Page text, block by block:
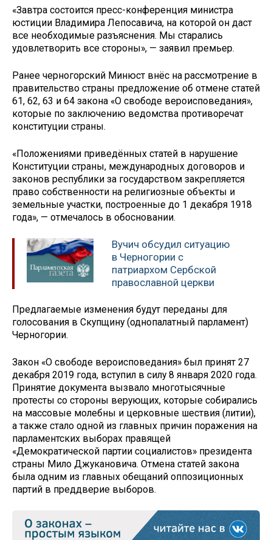
«Завтра состоится пресс-конференция министра
юстиции Владимира Лепосавича, на которой он даст
все необходимые разъяснения. Мы старались
удовлетворить все стороны», — заявил премьер.
Ранее черногорский Минюст внёс на рассмотрение в
правительство страны предложение об отмене статей
61, 62, 63 и 64 закона «О свободе вероисповедания»,
которые по заключению ведомства противоречат
конституции страны.
«Положениями приведённых статей в нарушение
Конституции страны, международных договоров и
законов республики за государством закрепляется
право собственности на религиозные объекты и
земельные участки, построенные до 1 декабря 1918
года», — отмечалось в обосновании.
Вучич обсудил ситуацию
в Черногории с
патриархом Сербской
православной церкви
Предлагаемые изменения будут переданы для
голосования в Скупщину (однопалатный парламент)
Черногории.
Закон «О свободе вероисповедания» был принят 27
декабря 2019 года, вступил в силу 8 января 2020 года.
Принятие документа вызвало многотысячные
протесты со стороны верующих, которые собирались
на массовые молебны и церковные шествия (литии),
а также стало одной из главных причин поражения на
парламентских выборах правящей
«Демократической партии социалистов» президента
страны Мило Джукановича. Отмена статей закона
была одним из главных обещаний оппозиционных
партий в преддверие выборов.